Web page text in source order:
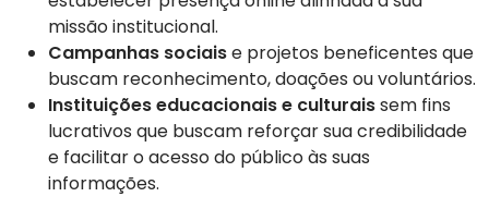
missão institucional.
Campanhas sociaise projetos beneficentes que
buscam reconhecimento, doações ou voluntários.
Instituições educacionais e culturaissem fins
lucrativos que buscam reforçar sua credibilidade
e facilitar o acesso do público às suas
informações.